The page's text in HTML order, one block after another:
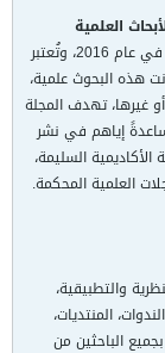
العلمية
هي مجلة علمية محكمة رائدة صدرت في عام 2016، وتُعتبر
هذه البحوث علمية،
أو غيرها، تهدف المجلة
إياهم في نشر
الأكاديمية السليمة،
العلمية المحكمة.
والتطبيقية،
المنتديات،
الباحثين من